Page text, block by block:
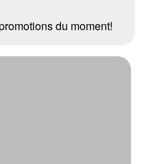
du moment!